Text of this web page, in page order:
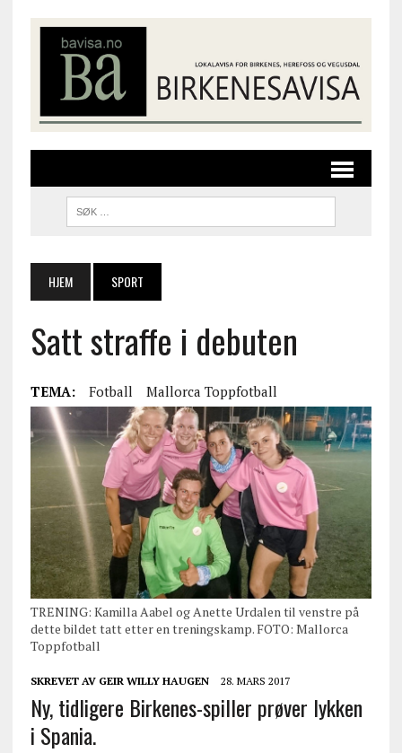
HJEM SPORT
Satt straffe i debuten
TEMA: Fotball Mallorca Toppfotball
TRENING: Kamilla Aabel og Anette Urdalen til venstre på
dette bildet tatt etter en treningskamp. FOTO: Mallorca
Toppfotball
SKREVET AV GEIR WILLY HAUGEN 28. MARS 2017
Ny, tidligere Birkenes-spiller prøver lykken
i Spania.